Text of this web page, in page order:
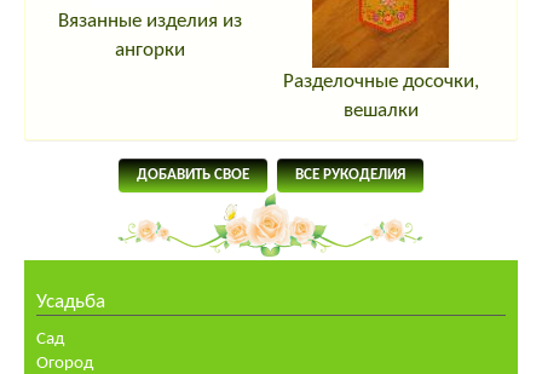
Вязанные изделия из
ангорки
Разделочные досочки,
вешалки
ДОБАВИТЬ СВОЕ ВСЕ РУКОДЕЛИЯ
Усадьба
Сад
Огород